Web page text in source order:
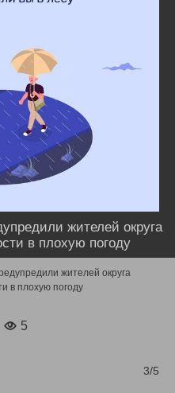
жителей округа
в плохую погоду
5
3/5
жителей округа
в плохую погоду